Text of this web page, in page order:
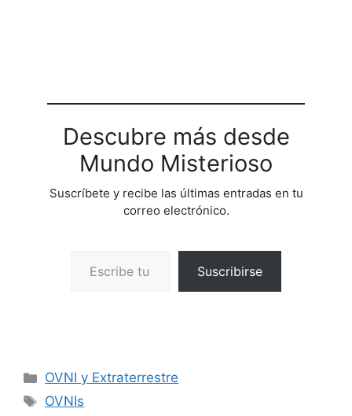
Descubre más desde
Mundo Misterioso
Suscríbete y recibe las últimas entradas en tu
correo electrónico.
Suscribirse
Categorías
OVNI y Extraterrestre
Etiquetas
OVNIs